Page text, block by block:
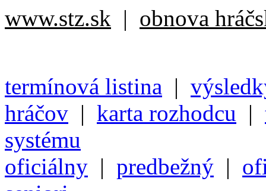
www.stz.sk | obnova
termínová listina |
hráčov | karta rozhodcu |
systému
oficiálny | predbežný |